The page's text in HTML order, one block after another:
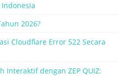
2026?
Cloudflare Error 522 Secara
Interaktif dengan ZEP QUIZ: